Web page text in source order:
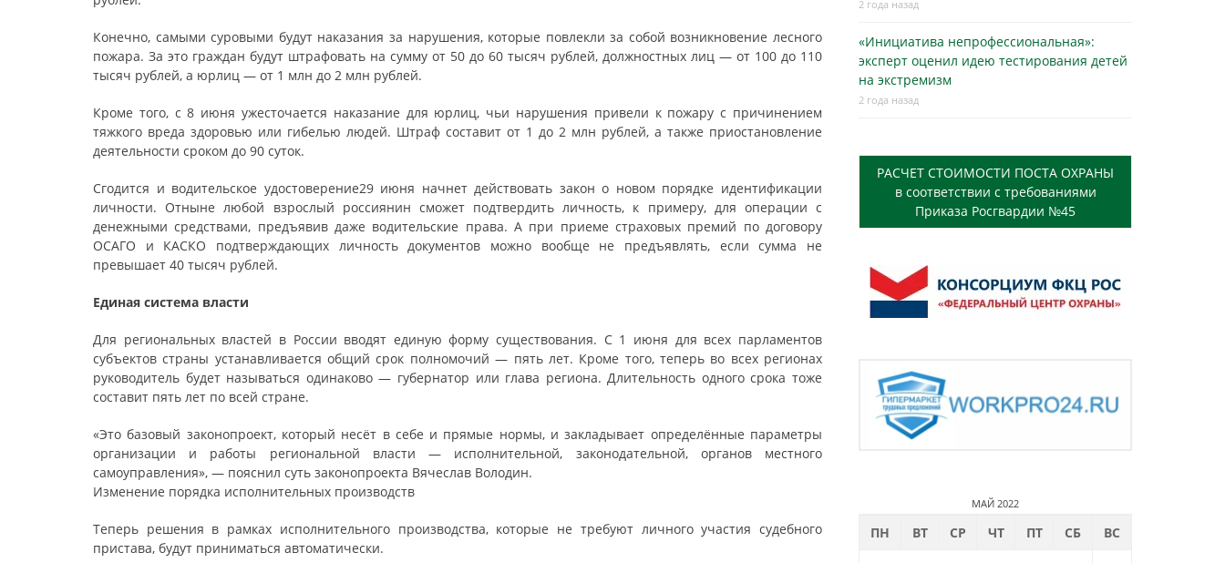
Конечно, самыми суровыми будут наказания за нарушения, которые повлекли за собой возникновение лесного
пожара. За это граждан будут штрафовать на сумму от 50 до 60 тысяч рублей, должностных лиц — от 100 до 110
тысяч рублей, а юрлиц — от 1 млн до 2 млн рублей.
Кроме того, с 8 июня ужесточается наказание для юрлиц, чьи нарушения привели к пожару с причинением
тяжкого вреда здоровью или гибелью людей. Штраф составит от 1 до 2 млн рублей, а также приостановление
деятельности сроком до 90 суток.
Сгодится и водительское удостоверение29 июня начнет действовать закон о новом порядке идентификации
личности. Отныне любой взрослый россиянин сможет подтвердить личность, к примеру, для операции с
денежными средствами, предъявив даже водительские права. А при приеме страховых премий по договору
ОСАГО и КАСКО подтверждающих личность документов можно вообще не предъявлять, если сумма не
превышает 40 тысяч рублей.
Единая система власти
Для региональных властей в России вводят единую форму существования. С 1 июня для всех парламентов
субъектов страны устанавливается общий срок полномочий — пять лет. Кроме того, теперь во всех регионах
руководитель будет называться одинаково — губернатор или глава региона. Длительность одного срока тоже
составит пять лет по всей стране.
«Это базовый законопроект, который несёт в себе и прямые нормы, и закладывает определённые параметры
организации и работы региональной власти — исполнительной, законодательной, органов местного
самоуправления», — пояснил суть законопроекта Вячеслав Володин.
Изменение порядка исполнительных производств
Теперь решения в рамках исполнительного производства, которые не требуют личного участия судебного
пристава, будут приниматься автоматически.
2 года назад
«Инициатива непрофессиональная»:
эксперт оценил идею тестирования детей
на экстремизм
2 года назад
РАСЧЕТ СТОИМОСТИ ПОСТА ОХРАНЫ
в соответствии с требованиями
Приказа Росгвардии №45
МАЙ 2022
ПН ВТ СР ЧТ ПТ СБ
ВС